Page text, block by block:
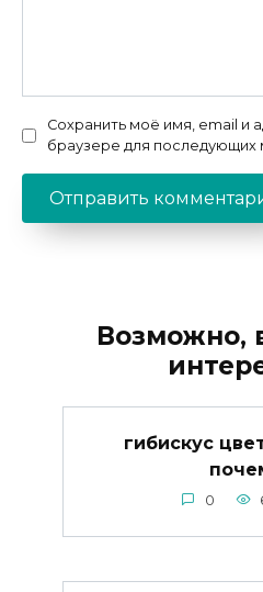
Сохранить моё имя, email и
браузере для последующих
Возможно,
гибискус
0